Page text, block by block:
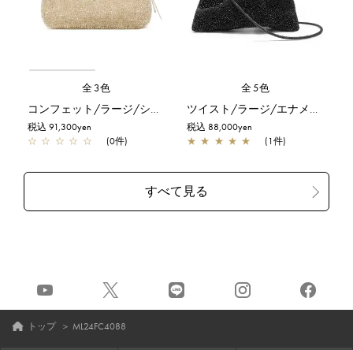
全3色
コンフェット/ラージ/シルバーゴールド
税込 91,300yen
☆ ☆ ☆ ☆ ☆ (0件)
全5色
ツイスト/ラージ/エナメルブラック
税込 88,000yen
★ ★ ★ ★ ★ (1件)
トップ ＞ ML24FC4088